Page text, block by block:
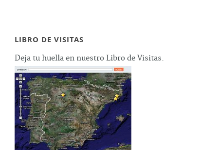
LIBRO DE VISITAS
Deja tu huella en nuestro Libro de Visitas.